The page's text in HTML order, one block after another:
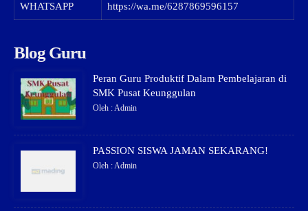
WHATSAPP https://wa.me/6287869596157
Blog Guru
Peran Guru Produktif Dalam Pembelajaran di
SMK Pusat Keunggulan
Oleh : Admin
PASSION SISWA JAMAN SEKARANG!
Oleh : Admin